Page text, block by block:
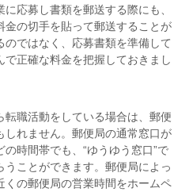
応募し書類を郵送する際にも、
の切手を貼って郵送することが
ではなく、応募書類を準備して
正確な料金を把握しておきまし
職活動をしている場合は、郵便
しれません。郵便局の通常窓口が
時間帯でも、“ゆうゆう窓口”で
ことができます。郵便局によっ
くの郵便局の営業時間をホームペ